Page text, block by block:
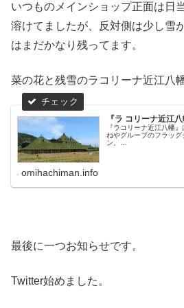
いつものメインショップ正面は日
溶けてましたが、反対側は少し雪
はまだかなり残ってます。
菜の花と残雪のラコリーナ近江八
『ラ コリーナ近江
『ラコリーナ近江八幡
ねやグループのフラッ
ン。…
omihachiman.info
最後に一つお知らせです。
Twitter始めました。